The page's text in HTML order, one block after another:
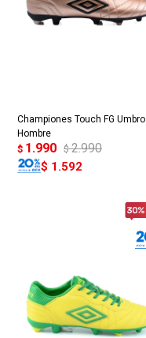
Championes Touch FG Umbro
Hombre
$ 1.990 $ 2.990
$ 1.592